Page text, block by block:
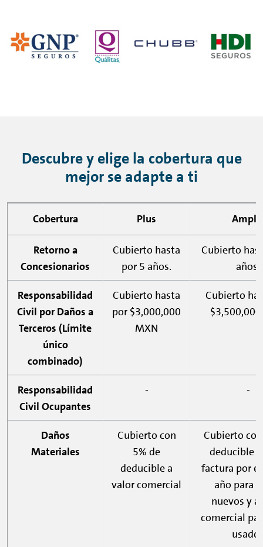
Descubre y elige la cobertura que
mejor se adapte a ti
Cobertura Plus
Retorno a
Concesionarios
Cubierto hasta
por 5 años.
Cubierto
años.
Responsabilidad
Civil por Daños a
Terceros (Límite
único
combinado)
Cubierto hasta
por $3,000,000
MXN
Cubierto
Responsabilidad
Civil Ocupantes
- -
Daños
Materiales
Cubierto con
5% de
deducible a
valor comercial
Cubierto
deducible
factura por
año para
nuevos y
comercial